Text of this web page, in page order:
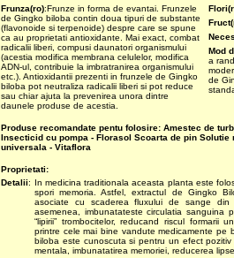
Frunza(ro):Frunze in forma de evantai. Frunzele
de Gingko biloba contin doua tipuri de substante
(flavonoide si terpenoide) despre care se spune
ca au proprietati antioxidante. Mai exact, combat
radicalii liberi, compusi daunatori organismului
(acestia modifica membrana celulelor, modifica
ADN-ul, contribuie la imbratranirea organismului
etc.). Antioxidantii prezenti in frunzele de Gingko
biloba pot neutraliza radicalii liberi si pot reduce
sau chiar ajuta la prevenirea unora dintre
daunele produse de acestia.
Mod
a
de
Produse recomandate pentu folosire: Amestec de
Insecticid cu pompa - Florasol Scoarta de pin Solutie
universala - Vitaflora
Proprietati:
Detalii: In medicina traditionala aceasta planta este
spori memoria. Astfel, extractul de Gingko
asociate cu scaderea fluxului de sange
asemenea, imbunatateste circulatia sanguina
“lipirii” trombocitelor, reducand riscul formarii
printre cele mai bine vandute medicamente pe
biloba este cunoscuta si pentru un efect
mentala, imbunatatirea memoriei, reducerea